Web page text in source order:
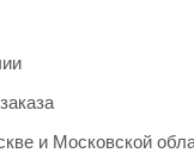
и Московской